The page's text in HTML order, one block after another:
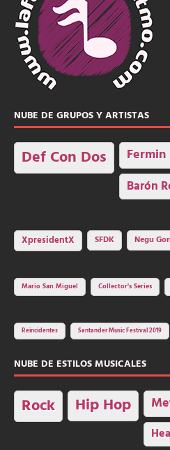
NUBE DE GRUPOS Y ARTISTAS
Def Con Dos
Barón
XpresidentX SFDK Negu
Mario San Miguel
Collector's Series
Reincidentes Santander Music Festival 2019
NUBE DE ESTILOS MUSICALES
Rock Hip Hop